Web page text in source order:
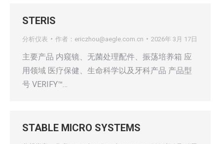
STERIS
分析仪表 作者： ericzhou@aegle.com.cn 2026年 3月 17日
主要产品 内窥镜、无菌处理配件、振荡培养箱 应
用领域 医疗保健、生命科学以及牙科产品 产品型
号 VERIFY™…
STABLE MICRO SYSTEMS